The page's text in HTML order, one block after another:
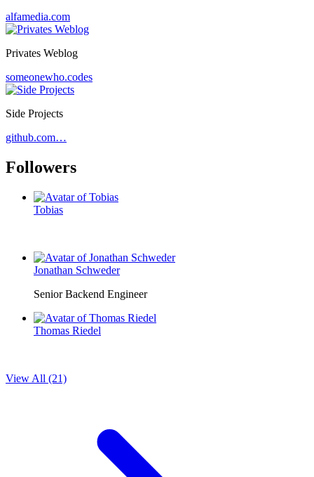
alfamedia.com
Privates Weblog
someonewho.codes
Side Projects
github.com…
Followers
Tobias
Jonathan Schweder
Senior Backend Engineer
Thomas Riedel
View All (21)